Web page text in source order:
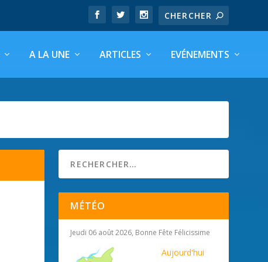
A LA UNE ARTICLES EVÉNEMENTS
MÉTÉO
Jeudi 06 août 2026, Bonne Fête Félicissime
Aujourd'hui